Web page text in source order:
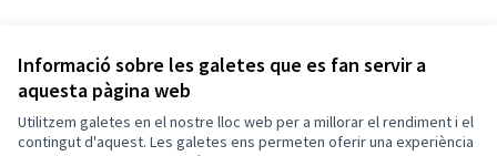
Informació sobre les galetes que es fan servir a
aquesta pàgina web
Utilitzem galetes en el nostre lloc web per a millorar el rendiment i el
contingut d'aquest. Les galetes ens permeten oferir una experiència
Veure totes les propostes retirades
Termes i condicions d'ús
Configuració de les galetes